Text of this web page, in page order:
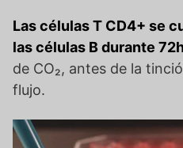
Las células T CD4+ se
las células B durante
de CO₂, antes de la
flujo.